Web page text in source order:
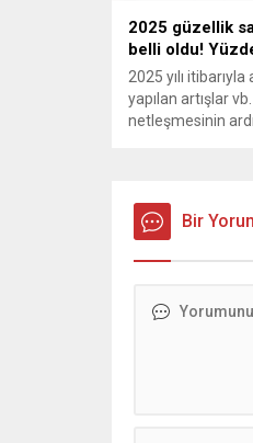
2025 güzellik
belli oldu!
2025 yılı
yapılan artışlar
netleşmesinin
hemen hemen
açılan güzellik
Bir